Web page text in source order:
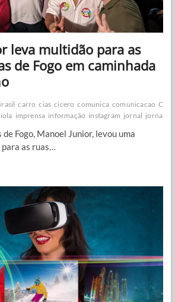
leva multidão para as
de Fogo em caminhada
carro cias cicero comunica comunicacao
imprensa informação instagram jornal
Fogo, Manoel Junior, levou uma
as ruas…